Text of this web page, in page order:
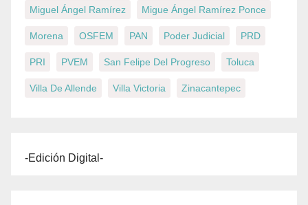
Miguel Ángel Ramírez Migue Ángel Ramírez Ponce
Morena OSFEM PAN Poder Judicial PRD
PRI PVEM San Felipe Del Progreso Toluca
Villa De Allende Villa Victoria Zinacantepec
-Edición Digital-